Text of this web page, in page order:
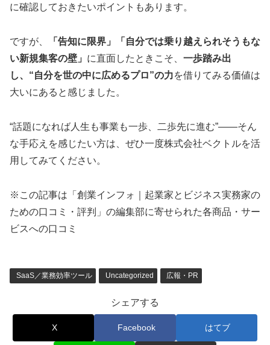
に確認しておきたいポイントもあります。
ですが、
「告知に限界」「自分では乗り越えられそうもな
い新規集客の壁」 に直面したときこそ、 一歩踏み出
し、“自分を世の中に広めるプロ”の力を借りてみる価値は
大いにあると感じました。
“話題になれば人生も事業も一歩、二歩先に進む”――そん
な手応えを感じたい方は、ぜひ一度株式会社ベクトルを活
用してみてください。
※この記事は「創業インフォ｜起業家とビジネス実務家の
ための口コミ・評判」の編集部に寄せられた各商品・サー
ビスへの口コミ
SaaS／業務効率ツール Uncategorized 広報・PR
シェアする
X Facebook はてブ